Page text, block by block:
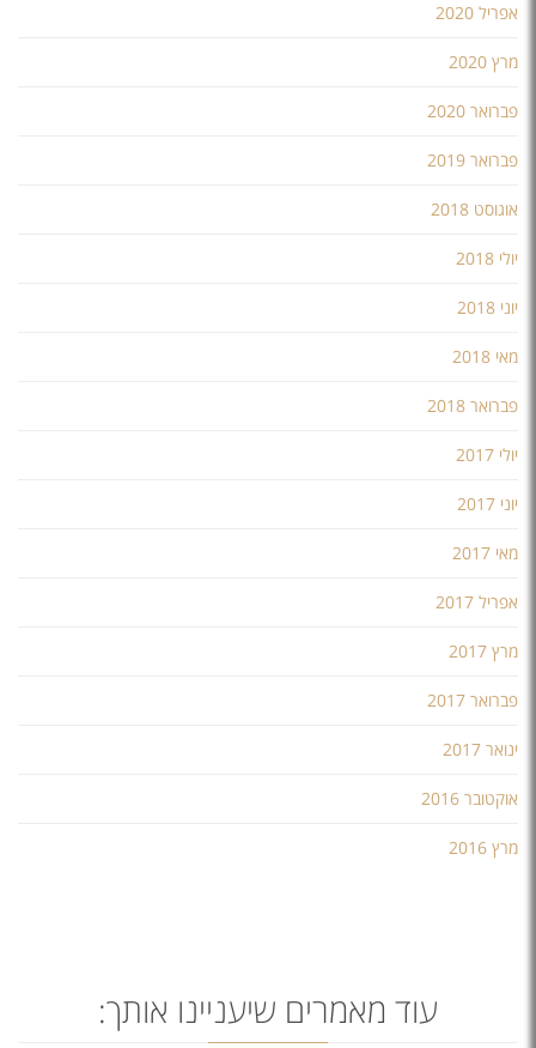
אפריל 2020
מרץ 2020
פברואר 2020
פברואר 2019
אוגוסט 2018
יולי 2018
יוני 2018
מאי 2018
פברואר 2018
יולי 2017
יוני 2017
מאי 2017
אפריל 2017
מרץ 2017
פברואר 2017
ינואר 2017
אוקטובר 2016
מרץ 2016
עוד מאמרים שיעניינו אותך: